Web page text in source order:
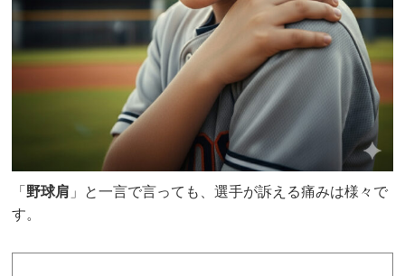
「 野球肩 」と一言で言っても、選手が訴える痛みは様々で
す。